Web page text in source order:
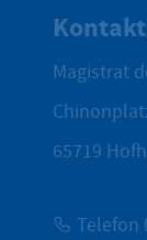
Kontakt
Magistrat
65719
Telefon